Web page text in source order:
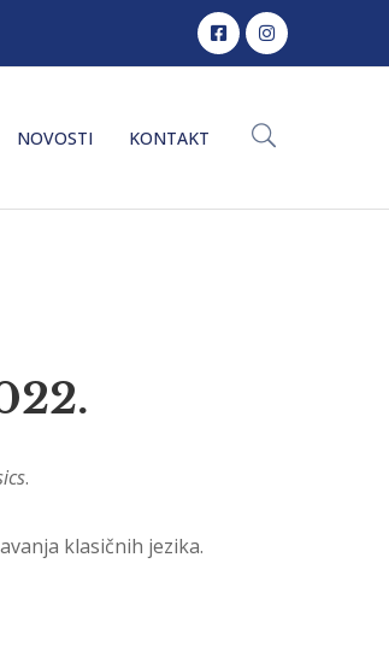
NOVOSTI KONTAKT
.
klasičnih jezika.